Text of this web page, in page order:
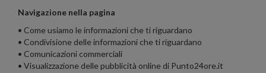
Navigazione nella pagina
• Come usiamo le informazioni che ti riguardano
• Condivisione delle informazioni che ti riguardano
• Comunicazioni commerciali
• Visualizzazione delle pubblicità online di Punto24ore.it